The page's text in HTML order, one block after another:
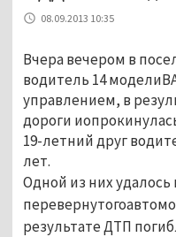
08.09.2013 10:35
Вчера вечером в
водитель 14
управлением, в
дороги
19-летний друг
лет.
Одной из них удалось
результате ДТП